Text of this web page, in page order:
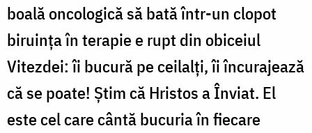
boală oncologică să bată într-un clopot
biruința în terapie e rupt din obiceiul
Vitezdei: îi bucură pe ceilalți, îi încurajează
că se poate! Știm că Hristos a Înviat. El
este cel care cântă bucuria în fiecare